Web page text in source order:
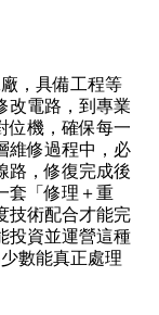
，具備工程等
改電路，到專業
位機，確保每一
維修過程中，必
路，修復完成後
套「修理＋重
技術配合才能完
投資並運營這種
數能真正處理